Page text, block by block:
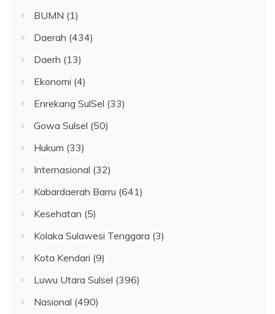
BUMN (1)
Daerah (434)
Daerh (13)
Ekonomi (4)
Enrekang SulSel (33)
Gowa Sulsel (50)
Hukum (33)
Internasional (32)
Kabardaerah Barru (641)
Kesehatan (5)
Kolaka Sulawesi Tenggara (3)
Kota Kendari (9)
Luwu Utara Sulsel (396)
Nasional (490)